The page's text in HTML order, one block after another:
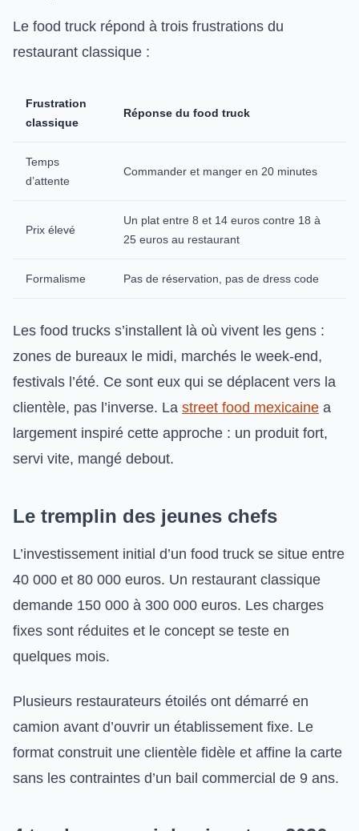
Le food truck répond à trois frustrations du
restaurant classique :
Frustration
classique
Réponse du food truck
Temps
d’attente
Commander et manger en 20 minutes
Prix élevé
Un plat entre 8 et 14 euros contre 18 à
25 euros au restaurant
Formalisme Pas de réservation, pas de dress code
Les food trucks s’installent là où vivent les gens :
zones de bureaux le midi, marchés le week-end,
festivals l’été. Ce sont eux qui se déplacent vers la
clientèle, pas l’inverse. La street food mexicaine a
largement inspiré cette approche : un produit fort,
servi vite, mangé debout.
Le tremplin des jeunes chefs
L’investissement initial d’un food truck se situe entre
40 000 et 80 000 euros. Un restaurant classique
demande 150 000 à 300 000 euros. Les charges
fixes sont réduites et le concept se teste en
quelques mois.
Plusieurs restaurateurs étoilés ont démarré en
camion avant d’ouvrir un établissement fixe. Le
format construit une clientèle fidèle et affine la carte
sans les contraintes d’un bail commercial de 9 ans.